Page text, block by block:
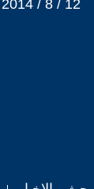
2014 / 8 / 12